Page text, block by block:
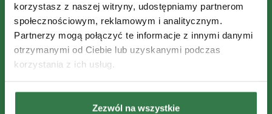
korzystasz z naszej witryny, udostępniamy partnerom
społecznościowym, reklamowym i analitycznym.
Partnerzy mogą połączyć te informacje z innymi danymi
otrzymanymi od Ciebie lub uzyskanymi podczas
korzystania z ich usług.
Zezwól na wszystkie